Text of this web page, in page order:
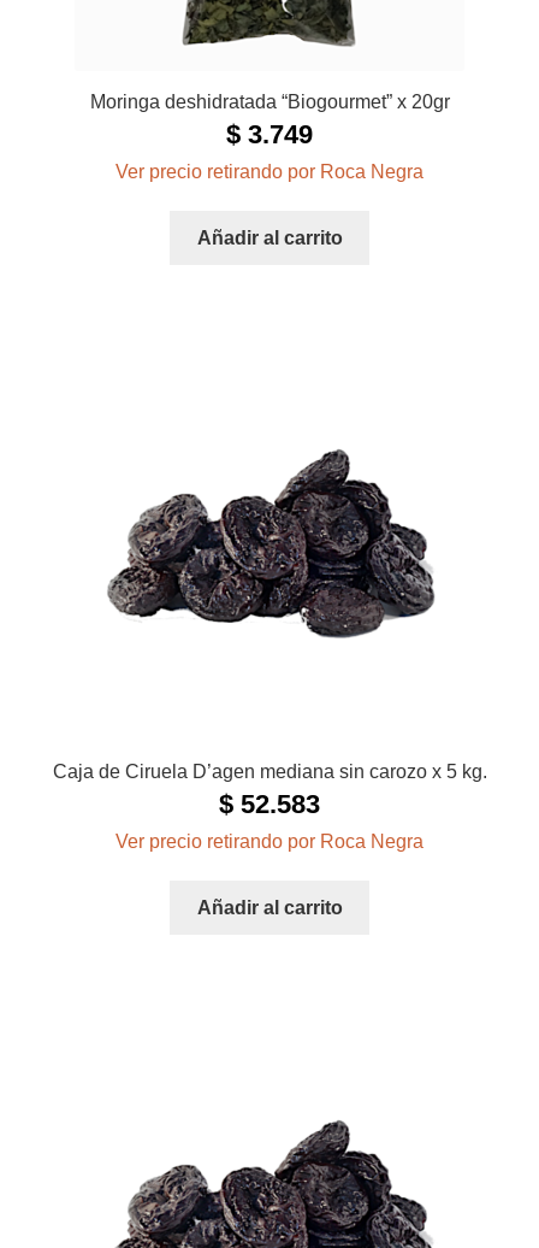
Moringa deshidratada “Biogourmet” x 20gr
$ 3.749
Ver precio retirando por Roca Negra
Añadir al carrito
Caja de Ciruela D’agen mediana sin carozo x 5 kg.
$ 52.583
Ver precio retirando por Roca Negra
Añadir al carrito